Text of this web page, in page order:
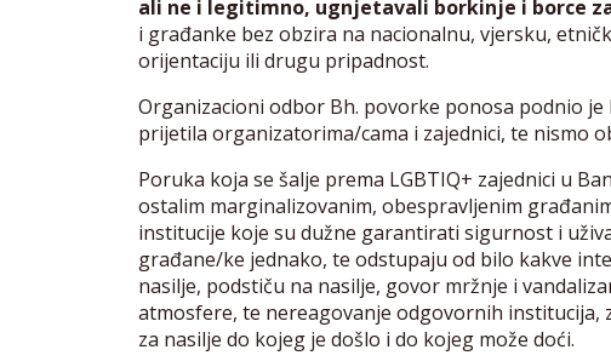
ali ne i legitimno, ugnjetavali borkinje i borce
i građanke bez obzira na nacionalnu, vjersku,
orijentaciju ili drugu pripadnost.
Organizacioni odbor Bh. povorke ponosa podnio
prijetila organizatorima/cama i zajednici, te nismo
Poruka koja se šalje prema LGBTIQ+ zajednici u
ostalim marginalizovanim, obespravljenim
institucije koje su dužne garantirati sigurnost i
građane/ke jednako, te odstupaju od bilo kakve
nasilje, podstiču na nasilje, govor mržnje i
atmosfere, te nereagovanje odgovornih
za nasilje do kojeg je došlo i do kojeg može doći.